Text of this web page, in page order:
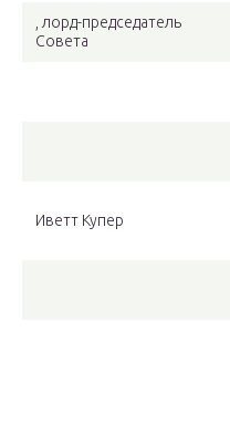
, лорд-председатель
Совета
Иветт Купер